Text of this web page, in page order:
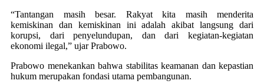
“Tantangan masih besar. Rakyat kita masih menderita
kemiskinan dan kemiskinan ini adalah akibat langsung dari
korupsi, dari penyelundupan, dan dari kegiatan-kegiatan
ekonomi ilegal,” ujar Prabowo.
Prabowo menekankan bahwa stabilitas keamanan dan kepastian
hukum merupakan fondasi utama pembangunan.